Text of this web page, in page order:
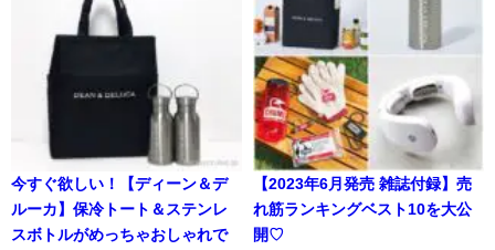
今すぐ欲しい！【ディーン＆デ
ルーカ】保冷トート＆ステンレ
スボトルがめっちゃおしゃれで
【2023年6月発売 雑誌付録】売
れ筋ランキングベスト10を大公
開♡